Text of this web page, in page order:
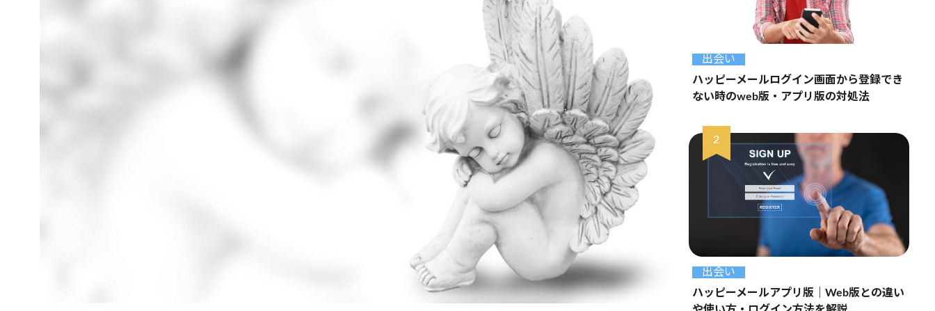
出会い
ハッピーメールログイン画面から登録でき
ない時のweb版・アプリ版の対処法
出会い
ハッピーメールアプリ版｜Web版との違い